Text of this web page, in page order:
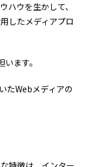
ハウを生かして、
したメディアプロ
ます。
たWebメディアの